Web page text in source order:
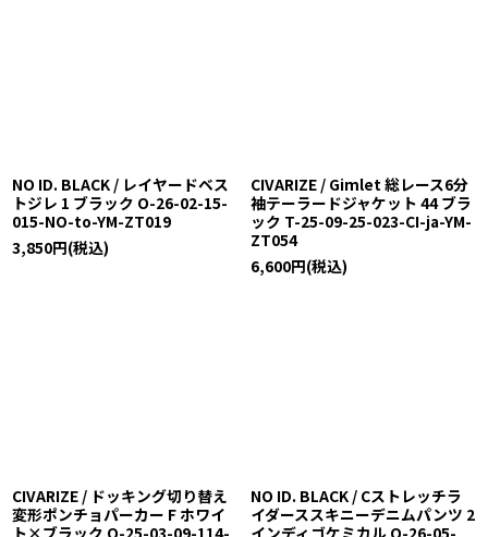
NO ID. BLACK / レイヤードベス
トジレ 1 ブラック O-26-02-15-
015-NO-to-YM-ZT019
3,850円(税込)
CIVARIZE / Gimlet 総レース6分
袖テーラードジャケット 44 ブラ
ック T-25-09-25-023-CI-ja-YM-
ZT054
6,600円(税込)
CIVARIZE / ドッキング切り替え
変形ポンチョパーカー F ホワイ
ト×ブラック O-25-03-09-114-
NO ID. BLACK / Cストレッチラ
イダーススキニーデニムパンツ 2
インディゴケミカル O-26-05-